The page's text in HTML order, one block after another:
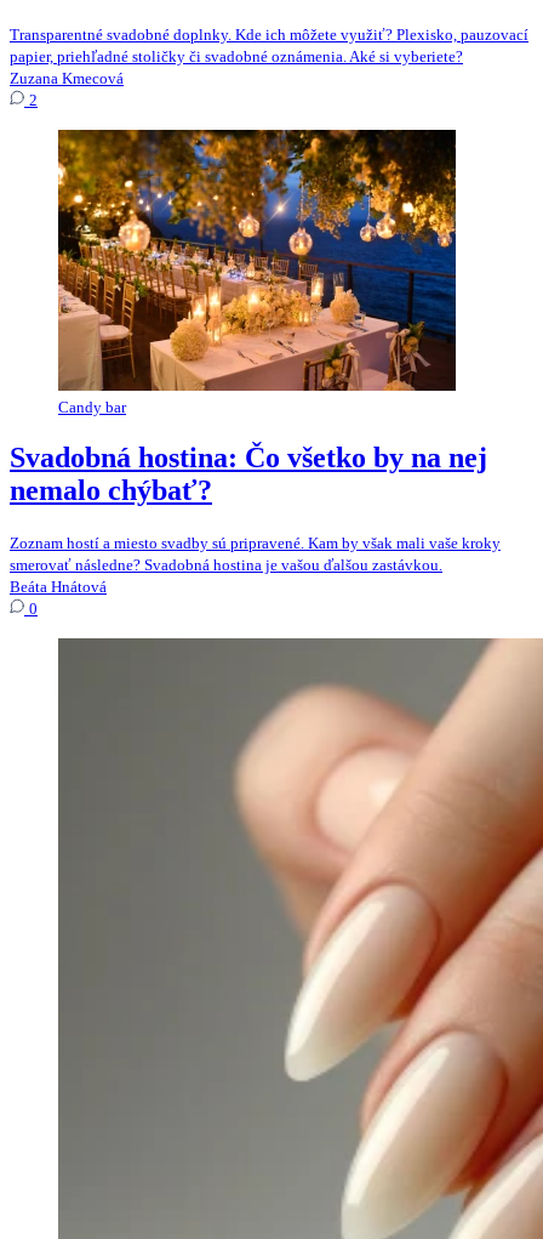
Transparentné svadobné doplnky. Kde ich môžete využiť? Plexisko, pauzovací
papier, priehľadné stoličky či svadobné oznámenia. Aké si vyberiete?
Zuzana Kmecová
2
Candy bar
Svadobná hostina: Čo všetko by na nej
nemalo chýbať?
Zoznam hostí a miesto svadby sú pripravené. Kam by však mali vaše kroky
smerovať následne? Svadobná hostina je vašou ďalšou zastávkou.
Beáta Hnátová
0